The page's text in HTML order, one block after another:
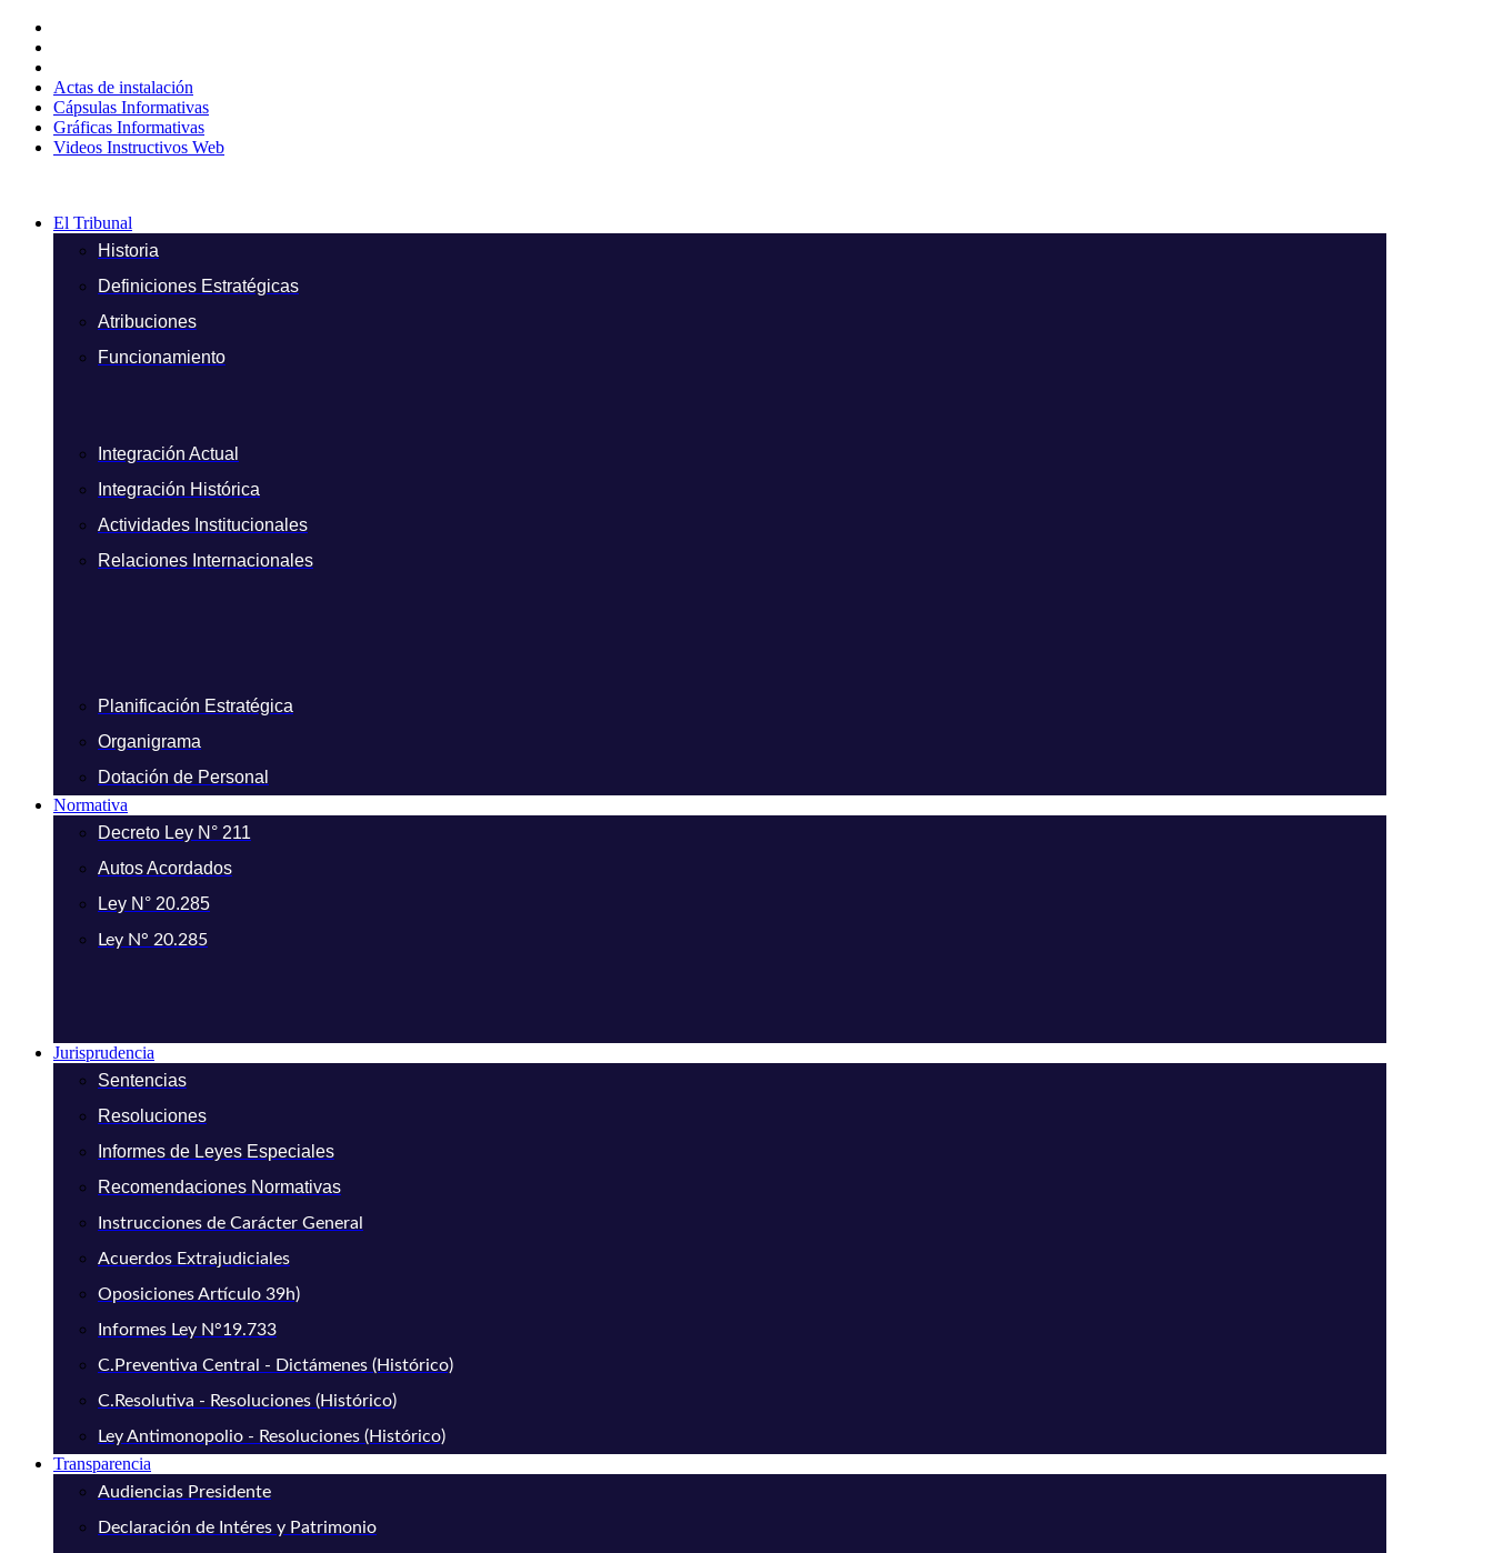
contenido
Actas de instalación
Cápsulas Informativas
Gráficas Informativas
Videos Instructivos Web
El Tribunal
Historia
Definiciones Estratégicas
Atribuciones
Funcionamiento
Integración Actual
Integración Histórica
Actividades Institucionales
Relaciones Internacionales
Planificación Estratégica
Organigrama
Dotación de Personal
Normativa
Decreto Ley N° 211
Autos Acordados
Ley N° 20.285
Ley N° 20.285
Jurisprudencia
Sentencias
Resoluciones
Informes de Leyes Especiales
Recomendaciones Normativas
Instrucciones de Carácter General
Acuerdos Extrajudiciales
Oposiciones Artículo 39h)
Informes Ley N°19.733
C.Preventiva Central - Dictámenes (Histórico)
C.Resolutiva - Resoluciones (Histórico)
Ley Antimonopolio - Resoluciones (Histórico)
Transparencia
Audiencias Presidente
Declaración de Intéres y Patrimonio